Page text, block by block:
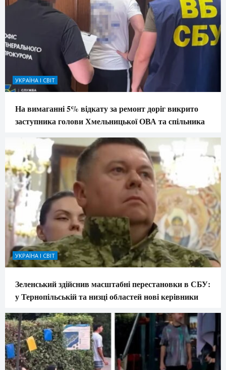
УКРАЇНА І СВІТ
На вимаганні 5% відкату за ремонт доріг викрито
заступника голови Хмельницької ОВА та спільника
УКРАЇНА І СВІТ
Зеленський здійснив масштабні перестановки в СБУ:
у Тернопільській та низці областей нові керівники